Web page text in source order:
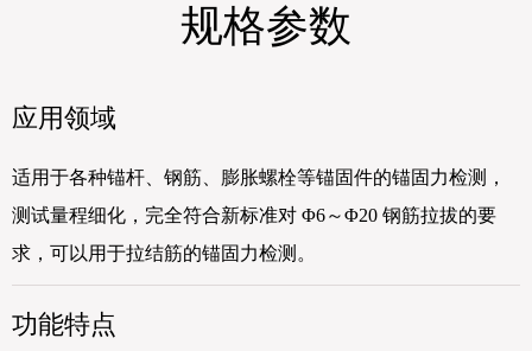
规格参数
应用领域
适用于各种锚杆、钢筋、膨胀螺栓等锚固件的锚固力检测，
测试量程细化，完全符合新标准对 Φ6～Φ20 钢筋拉拔的要
求，可以用于拉结筋的锚固力检测。
功能特点